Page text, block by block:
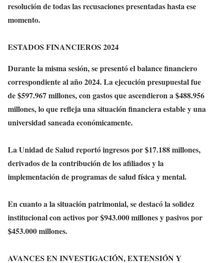
resolución de todas las recusaciones presentadas hasta ese
momento.
ESTADOS FINANCIEROS 2024
Durante la misma sesión, se presentó el balance financiero
correspondiente al año 2024. La ejecución presupuestal fue
de $597.967 millones, con gastos que ascendieron a $488.956
millones, lo que refleja una situación financiera estable y una
universidad saneada económicamente.
La Unidad de Salud reportó ingresos por $17.188 millones,
derivados de la contribución de los afiliados y la
implementación de programas de salud física y mental.
En cuanto a la situación patrimonial, se destacó la solidez
institucional con activos por $943.000 millones y pasivos por
$453.000 millones.
AVANCES EN INVESTIGACIÓN, EXTENSIÓN Y